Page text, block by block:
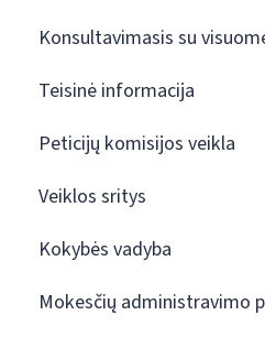
Konsultavimasis su
Teisinė informacija
Peticijų komisijos veikla
Veiklos sritys
Kokybės vadyba
Mokesčių administravimo